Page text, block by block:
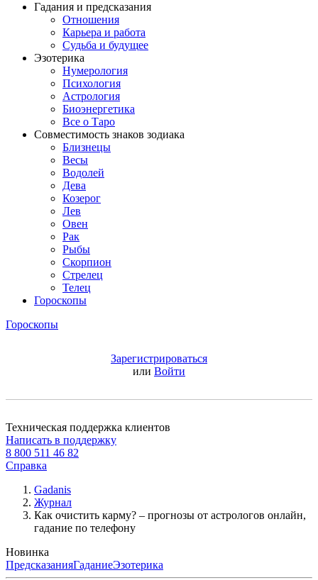
Гадания и предсказания
Отношения
Карьера и работа
Cудьба и будущее
Эзотерика
Нумерология
Психология
Астрология
Биоэнергетика
Все о Таро
Совместимость знаков зодиака
Близнецы
Весы
Водолей
Дева
Козерог
Лев
Овен
Рак
Рыбы
Скорпион
Стрелец
Телец
Гороскопы
Гороскопы
Зарегистрироваться
или Войти
Техническая поддержка клиентов
Написать в поддержку
8 800 511 46 82
Справка
Gadanis
Журнал
Как очистить карму? – прогнозы от астрологов онлайн,
гадание по телефону
Новинка
ПредсказанияГаданиеЭзотерика